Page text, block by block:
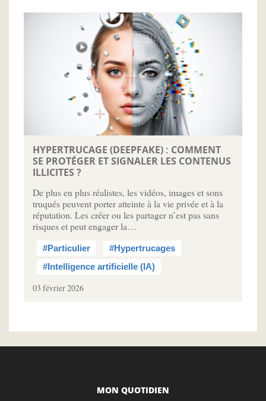
HYPERTRUCAGE (DEEPFAKE) : COMMENT
SE PROTÉGER ET SIGNALER LES CONTENUS
ILLICITES ?
De plus en plus réalistes, les vidéos, images et sons
truqués peuvent porter atteinte à la vie privée et à la
réputation. Les créer ou les partager n’est pas sans
risques et peut engager la…
#Particulier
#Hypertrucages
#Intelligence artificielle (IA)
03 février 2026
MON QUOTIDIEN